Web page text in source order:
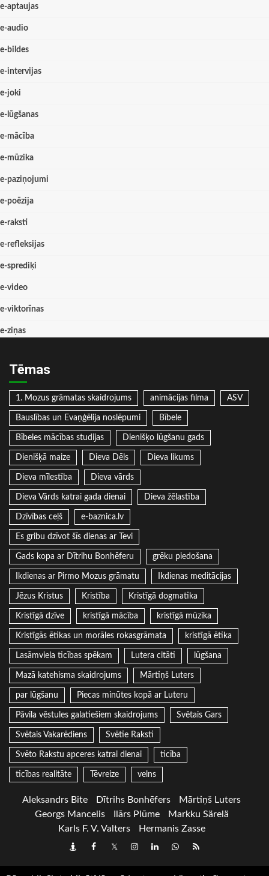
e-aptaujas
e-audio
e-bildes
e-intervijas
e-joki
e-lūgšanas
e-mācība
e-mūzika
e-paziņojumi
e-poēzija
e-raksti
e-refleksijas
e-sprediķi
e-video
e-viktorīnas
e-ziņas
Tēmas
1. Mozus grāmatas skaidrojums animācijas filma ASV
Bauslības un Evaņģēlija noslēpumi Bībele
Bībeles mācības studijas Dienišķo lūgšanu gads
Dienišķā maize Dieva Dēls Dieva likums
Dieva mīlestība Dieva vārds
Dieva Vārds katrai gada dienai Dieva žēlastība
Dzīvības ceļš e-baznica.lv
Es gribu dzīvot šīs dienas ar Tevi
Gads kopa ar Dītrihu Bonhēferu grēku piedošana
Ikdienas ar Pirmo Mozus grāmatu Ikdienas meditācijas
Jēzus Kristus Kristība Kristīgā dogmatika
Kristīgā dzīve kristīgā mācība kristīgā mūzika
Kristīgās ētikas un morāles rokasgrāmata kristīgā ētika
Lasāmviela ticības spēkam Lutera citāti lūgšana
Mazā katehisma skaidrojums Mārtiņš Luters
par lūgšanu Piecas minūtes kopā ar Luteru
Pāvila vēstules galatiešiem skaidrojums Svētais Gars
Svētais Vakarēdiens Svētie Raksti
Svēto Rakstu apceres katrai dienai ticība
ticības realitāte Tēvreize velns
Aleksandrs Bite Dītrihs Bonhēfers
Mārtiņš Luters
Georgs Mancelis
Ilārs Plūme
Markku Särelä
Karls F. V. Valters
Hermanis Zasse
DraugiemFacebook
TwitterInstagram
LinkedInwhatsapp
RSS